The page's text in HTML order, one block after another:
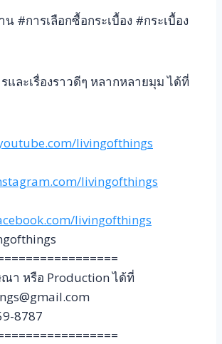
#การเลือกซื้อกระเบื้อง #กระเบื้อง
และเรื่องราวดีๆ หลากหลายมุม ได้ที่
livingofthings
livingofthings
livingofthings
า หรือ Production ได้ที่
8787